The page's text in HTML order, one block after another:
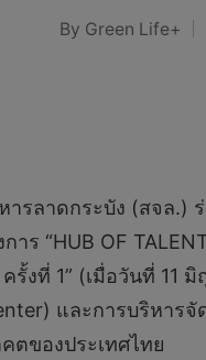
Posted
By Green Life+
รลาดกระบัง (สจล
“HUB OF
รั้งที่ 1” (เมื่อวันที่
และการบริหารจั
ตของประเทศไทย